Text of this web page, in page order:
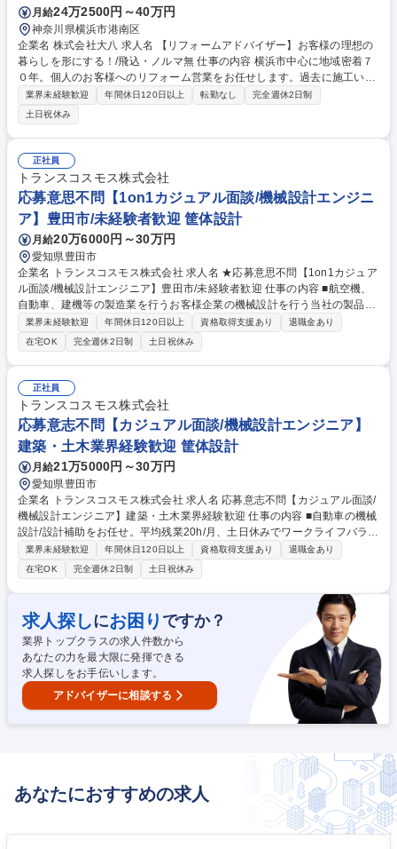
月給24万2500円～40万円
神奈川県横浜市港南区
企業名 株式会社大八 求人名 【リフォームアドバイザー】お客様の理想の
暮らしを形にする！/飛込・ノルマ無 仕事の内容 横浜市中心に地域密着７
０年。個人のお客様へのリフォーム営業をお任せします。過去に施工いた
だいたお客様や紹介が対象なので、テレアポや飛び込み、ノルマは一切な
く、安心してスタートできる環境です♪ 《詳細》徐々に慣れていってくだ
さいね！ ■過去に当社でリフォームをされたお客様へのリフォーム提案 ※
入社後3～6カ月は先輩に同行し、商品知識や関係構築を学習します。 ※
メーカー研修や、商談へのメーカー同行等サポート体制が充実。 ■経験を
積み、直行直帰が増えた際は社用車での通勤も可能です。お客様に寄り添
った営業活動を実践してください。 募集職種 【リフォームアドバイザ
ー】お客様の理想の暮らしを形にする！/飛込・ノルマ無
業界未経験歓迎 年間休日120日以上 転勤なし
完全週休2日制
土日祝休み
正社員
トランスコスモス株式会社
応募意思不問【1on1カジュアル面談/機械設計エンジニ
ア】豊田市/未経験者歓迎 筐体設計
月給20万6000円～30万円
愛知県豊田市
企業名 トランスコスモス株式会社 求人名 ★応募意思不問【1on1カジュア
ル面談/機械設計エンジニア】豊田市/未経験者歓迎 仕事の内容 ■航空機、
自動車、建機等の製造業を行うお客様企業の機械設計を行う当社の製品設
計/開発業務をお任せするポジションです。 【応募後の流れ】カジュアル
面談→面談後に選考に進まれたいかの意思確認→面接→内定 ■未経験から
のキャリアチェンジ、年収やエンジニアとしての今後のキャリアやスキ
ル、市場価値など、様々な悩みや想いをお持ちのあなたに「元エンジニア
人事」がお話をお伺いします。【魅力】★誰もが知る大手ナショナルクラ
イアントと1次受けで直接取引 ★BPO業界最大手でお客様企業多く、ご経
験やお住まい、身に着けたいスキル、やりたいことを総合的に考えた上で
の案件アサインが可能（業務内容の変更範囲）当社業務全般 募集職種 ★
応募意思不問【1on1カジュアル面談/機械設計エンジニア】豊田市/未経験
者歓迎
業界未経験歓迎 年間休日120日以上 資格取得支援あり
退職金あり
在宅OK
完全週休2日制 土日祝休み
正社員
トランスコスモス株式会社
応募意志不問【カジュアル面談/機械設計エンジニア】
建築・土木業界経験歓迎 筐体設計
月給21万5000円～30万円
愛知県豊田市
企業名 トランスコスモス株式会社 求人名 応募意志不問【カジュアル面談/
機械設計エンジニア】建築・土木業界経験歓迎 仕事の内容 ■自動車の機械
設計/設計補助をお任せ。平均残業20h/月、土日休みでワークライフバラン
スを整えてキャリアアップ可能です！【応募後の流れ】カジュアル面談→
面談後に選考に進まれたいかの意思確認→面接→内定 ■面談にて事業や業
務の具体的なご説明はさせていただきます。やりたいことが決まってなく
ても大丈夫です。「どんな会社で何をしてみたいか」を中心にお伺いし、
当社の業務とのマッチングを見ますので、まずは気軽にご応募ください！
★施工管理や建築エンジニアからのキャリアチェンジで働き方改善をしな
がらの活躍事例多数！（業務内容の変更の範囲）当社業務全般 募集職種
応募意志不問【カジュアル面談/機械設計エンジニア】建築・土木業界経験
歓迎
業界未経験歓迎 年間休日120日以上 資格取得支援あり
退職金あり
在宅OK
完全週休2日制 土日祝休み
求人探しにお困り ですか？
業界トップクラスの求人件数から
あなたの力を最大限に発揮できる
求人探しをお手伝いします。
アドバイザーに相談する
あなたにおすすめの求人